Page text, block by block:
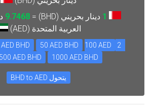
1 دينار بحريني (BHD) = 9.7468
العربية المتحدة (AED)
2 AED BHD
BHD 50 AED BHD
100 AED
500 AED BHD 1000 AED BHD
يتحول BHD to AED